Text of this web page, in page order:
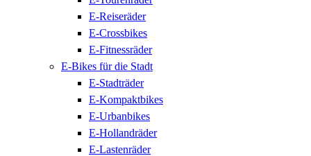
E-Reiseräder
E-Crossbikes
E-Fitnessräder
E-Bikes für die Stadt
E-Stadträder
E-Kompaktbikes
E-Urbanbikes
E-Hollandräder
E-Lastenräder